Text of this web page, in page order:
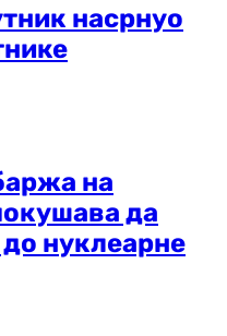
насрнуо
на
да
нуклеарне